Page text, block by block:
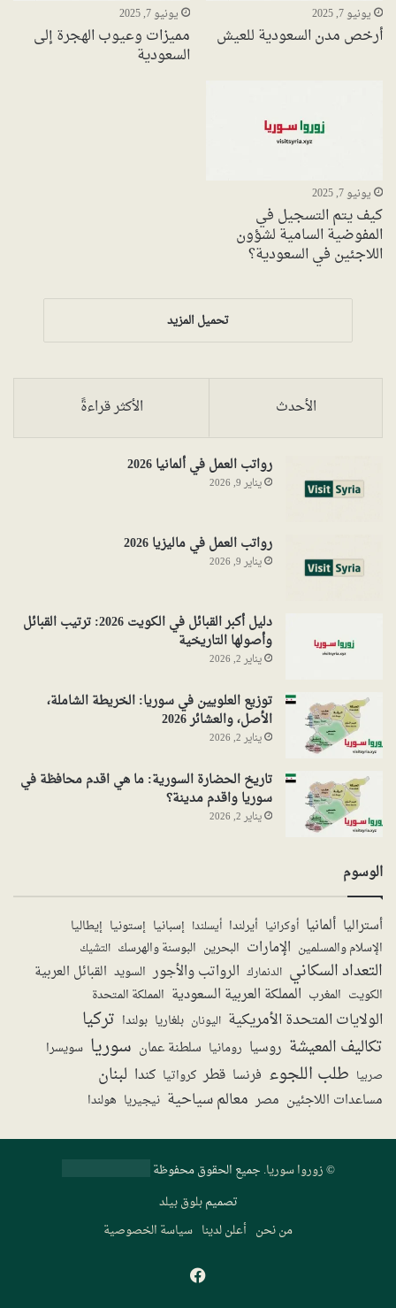
يونيو 7, 2025
أرخص مدن السعودية للعيش
يونيو 7, 2025
مميزات وعيوب الهجرة إلى
السعودية
يونيو 7, 2025
كيف يتم التسجيل في
المفوضية السامية لشؤون
اللاجئين في السعودية؟
تحميل المزيد
الأحدث الأكثر قراءةً
رواتب العمل في ألمانيا 2026
يناير 9, 2026
رواتب العمل في ماليزيا 2026
يناير 9, 2026
دليل أكبر القبائل في الكويت 2026: ترتيب القبائل
وأصولها التاريخية
يناير 2, 2026
توزيع العلويين في سوريا: الخريطة الشاملة،
الأصل، والعشائر 2026
يناير 2, 2026
تاريخ الحضارة السورية: ما هي اقدم محافظة في
سوريا واقدم مدينة؟
يناير 2, 2026
الوسوم
أستراليا ألمانيا أوكرانيا أيرلندا أيسلندا إسبانيا إستونيا إيطاليا
الإسلام والمسلمين الإمارات البحرين البوسنة والهرسك التشيك
التعداد السكاني الدنمارك الرواتب والأجور السويد القبائل العربية
الكويت المغرب المملكة العربية السعودية المملكة المتحدة
الولايات المتحدة الأمريكية اليونان بلغاريا بولندا تركيا
تكاليف المعيشة روسيا رومانيا سلطنة عمان سوريا سويسرا
صربيا طلب اللجوء فرنسا قطر كرواتيا كندا لبنان
مساعدات اللاجئين مصر معالم سياحية نيجيريا هولندا
©زوروا سوريا. جميع الحقوق محفوظة
تصميمبلوق بيلد
من نحن أعلن لدينا سياسة الخصوصية
فيسبوك